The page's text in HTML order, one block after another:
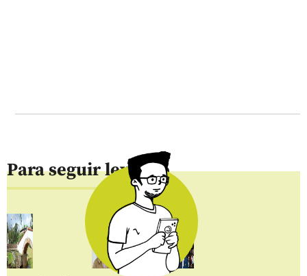
Para seguir leyendo